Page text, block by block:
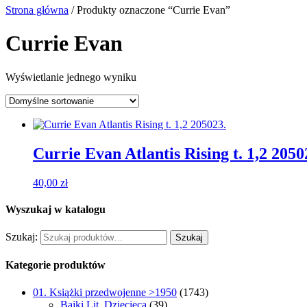
Strona główna / Produkty oznaczone “Currie Evan”
Currie Evan
Wyświetlanie jednego wyniku
Currie Evan Atlantis Rising t. 1,2
40,00 zł
Wyszukaj w katalogu
Szukaj: Szukaj
Kategorie produktów
01. Książki przedwojenne >1950 (1743)
Bajki Lit. Dziecięca (39)